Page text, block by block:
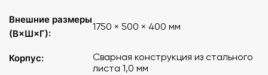
Упаковка стандартная, стрейч пленка. Поставляется в
Внешние размеры
(В×Ш×Г):
1750 × 500 × 400 мм
Корпус:
Сварная конструкция из стального
листа 1,0 мм